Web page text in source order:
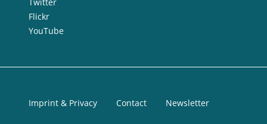
Flickr
YouTube
Imprint & Privacy Contact Newsletter